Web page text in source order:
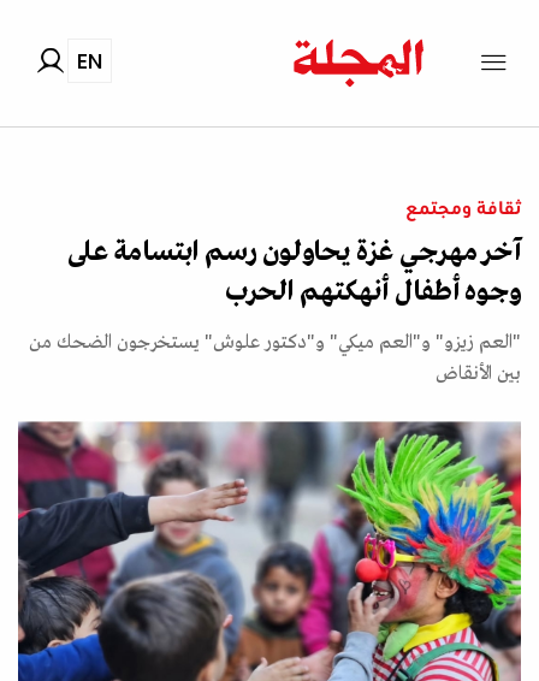
EN
ثقافة ومجتمع
آخر مهرجي غزة يحاولون رسم ابتسامة على
وجوه أطفال أنهكتهم الحرب
"العم زيزو" و"العم ميكي" و"دكتور علوش" يستخرجون الضحك من
بين الأنقاض